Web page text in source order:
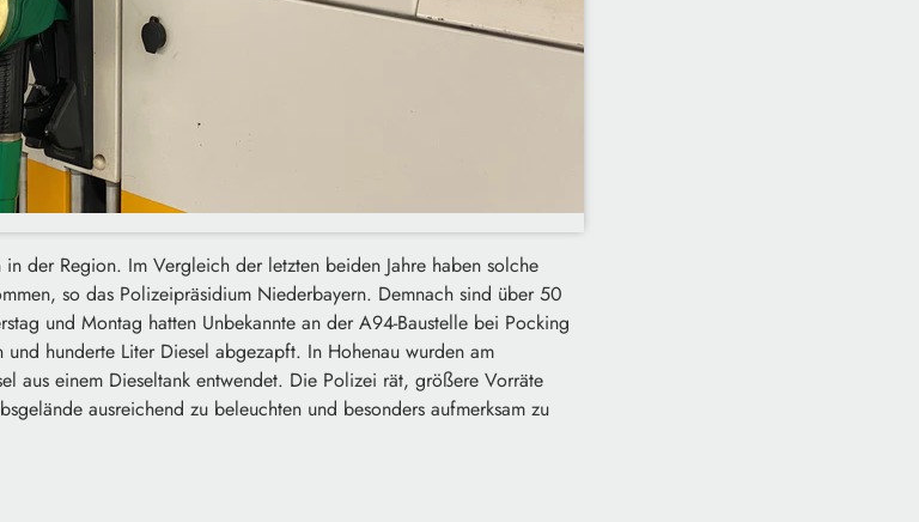
der Region. Im Vergleich der letzten beiden Jahre haben solche
so das Polizeipräsidium Niederbayern. Demnach sind über 50
und Montag hatten Unbekannte an der A94-Baustelle bei Pocking
und hunderte Liter Diesel abgezapft. In Hohenau wurden am
aus einem Dieseltank entwendet. Die Polizei rät, größere Vorräte
ausreichend zu beleuchten und besonders aufmerksam zu